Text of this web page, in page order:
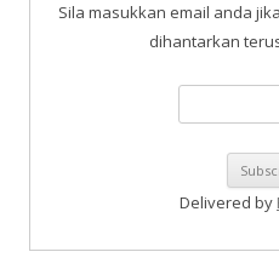
Sila masukkan email anda
dihantarkan
Delivered by